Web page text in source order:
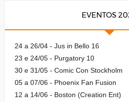
EVENTOS
24 a 26/04 - Jus in Bello 16
23 e 24/05 - Purgatory 10
30 e 31/05 - Comic Con Stockholm
05 a 07/06 - Phoenix Fan Fusion
12 a 14/06 - Boston (Creation Ent)